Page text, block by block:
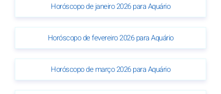
Horóscopo de janeiro 2026 para Aquário
Horóscopo de fevereiro 2026 para Aquário
Horóscopo de março 2026 para Aquário